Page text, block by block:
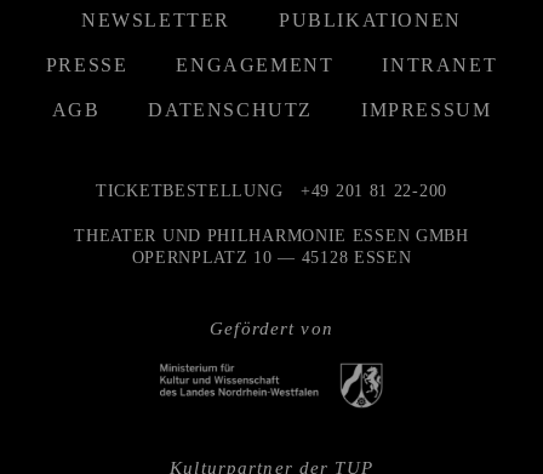
NEWSLETTER PUBLIKATIONEN
PRESSE ENGAGEMENT INTRANET
AGB DATENSCHUTZ IMPRESSUM
Gefördert von
TICKETBESTELLUNG +49 201 81 22-200
THEATER UND PHILHARMONIE ESSEN GMBH
OPERNPLATZ 10 — 45128 ESSEN
Kulturpartner der TUP